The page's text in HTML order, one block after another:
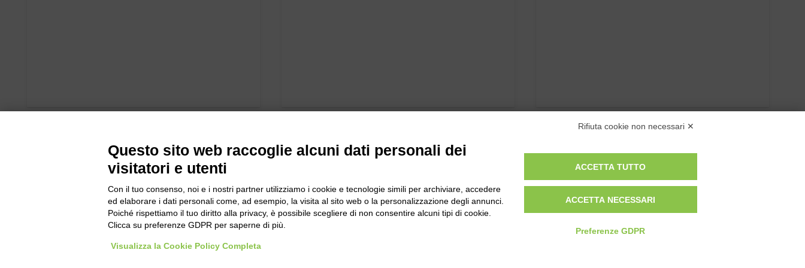
Bogliano Srl
Strada Statale 231 Alba-Bra
Rifiuta cookie non necessari ✕
Questo sito web raccoglie alcuni dati personali dei
visitatori e utenti
Con il tuo consenso, noi e i nostri partner utilizziamo i cookie e tecnologie simili per archiviare, accedere
ed elaborare i dati personali come, ad esempio, la visita al sito web o la personalizzazione degli annunci.
Poiché rispettiamo il tuo diritto alla privacy, è possibile scegliere di non consentire alcuni tipi di cookie.
Clicca su preferenze GDPR per saperne di più.
Visualizza la Cookie Policy Completa
ACCETTA TUTTO
ACCETTA NECESSARI
Preferenze GDPR